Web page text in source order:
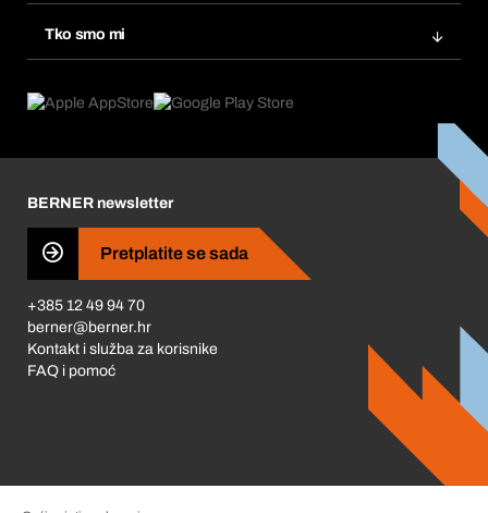
Ponovno naručivanje
Pretplate
Tražitelji proizvoda
Tko smo mi
Što nas pokreće
Business Conduct
BERNER newsletter
Pretplatite se sada
+385 12 49 94 70
berner@berner.hr
Kontakt i služba za korisnike
FAQ i pomoć